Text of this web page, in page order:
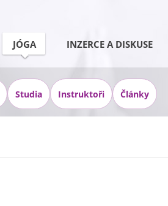
JÓGA INZERCE A DISKUSE
Studia Instruktoři Články